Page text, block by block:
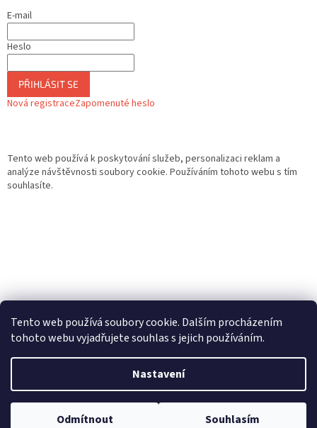
Tento web používá soubory cookie. Dalším procházením
tohoto webu vyjadřujete souhlas s jejich používáním.
Nastavení
Odmítnout Souhlasím
E-mail
Heslo
PŘIHLÁSIT SE
Nová registraceZapomenuté heslo
Tento web používá k poskytování služeb, personalizaci reklam a
analýze návštěvnosti soubory cookie. Používáním tohoto webu s tím
souhlasíte.
Copyright 2026Gurmand. Všechna práva vyhrazena.Upravit